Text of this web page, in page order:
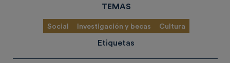
TEMAS
Social Investigación y becas Cultura
Etiquetas